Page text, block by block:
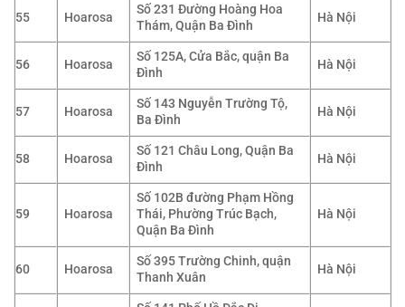
55 Hoarosa
Số 231 Đường Hoàng Hoa
Thám, Quận Ba Đình
Hà Nội
56 Hoarosa
Số 125A, Cửa Bắc, quận Ba
Đình
Hà Nội
57 Hoarosa
Số 143 Nguyễn Trường Tộ,
Ba Đình
Hà Nội
58 Hoarosa
Số 121 Châu Long, Quận Ba
Đình
Hà Nội
59 Hoarosa
Số 102B đường Phạm Hồng
Thái, Phường Trúc Bạch,
Quận Ba Đình
Hà Nội
60 Hoarosa
Số 395 Trường Chinh, quận
Thanh Xuân
Hà Nội